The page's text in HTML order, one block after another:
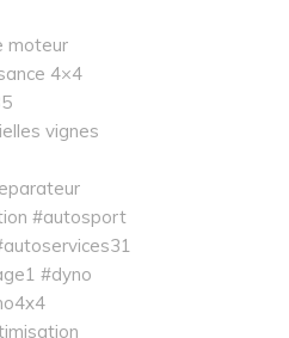
moteur
4×4
vignes
#autosport
#dyno